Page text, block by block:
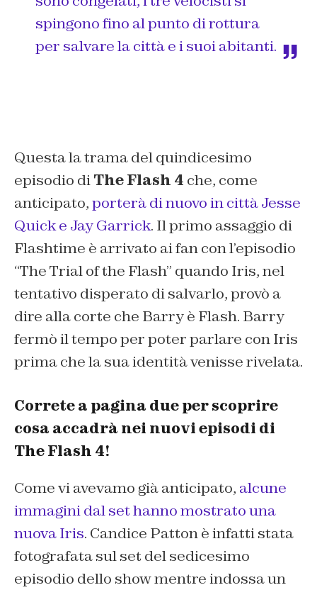
spingono fino al punto di rottura
per salvare la città e i suoi abitanti.
Questa la trama del quindicesimo
episodio diThe Flash 4 che, come
anticipato,porterà di nuovo in città Jesse
Quick e Jay Garrick. Il primo assaggio di
Flashtime è arrivato ai fan con l’episodio
“The Trial of the Flash” quando Iris, nel
tentativo disperato di salvarlo, provò a
dire alla corte che Barry è Flash. Barry
fermò il tempo per poter parlare con Iris
prima che la sua identità venisse rivelata.
Correte a pagina due per scoprire
cosa accadrà nei nuovi episodi di
The Flash 4!
Come vi avevamo già anticipato, alcune
immagini dal set hanno mostrato una
nuova Iris. Candice Patton è infatti stata
fotografata sul set del sedicesimo
episodio dello show mentre indossa un